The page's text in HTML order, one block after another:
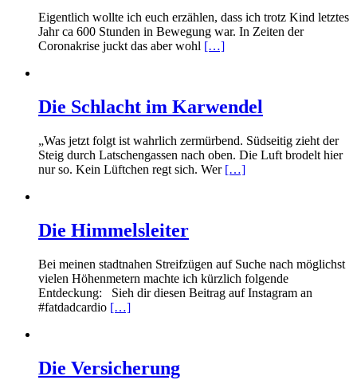
Eigentlich wollte ich euch erzählen, dass ich trotz Kind letztes
Jahr ca 600 Stunden in Bewegung war. In Zeiten der
Coronakrise juckt das aber wohl […]
Die Schlacht im Karwendel
„Was jetzt folgt ist wahrlich zermürbend. Südseitig zieht der
Steig durch Latschengassen nach oben. Die Luft brodelt hier
nur so. Kein Lüftchen regt sich. Wer […]
Die Himmelsleiter
Bei meinen stadtnahen Streifzügen auf Suche nach möglichst
vielen Höhenmetern machte ich kürzlich folgende
Entdeckung: Sieh dir diesen Beitrag auf Instagram an
#fatdadcardio […]
Die Versicherung